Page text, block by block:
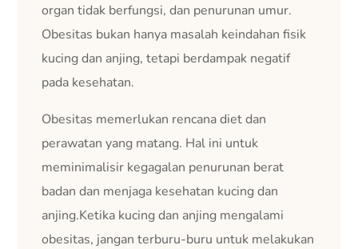
organ tidak berfungsi, dan penurunan umur.
Obesitas bukan hanya masalah keindahan fisik
kucing dan anjing, tetapi berdampak negatif
pada kesehatan.
Obesitas memerlukan rencana diet dan
perawatan yang matang. Hal ini untuk
meminimalisir kegagalan penurunan berat
badan dan menjaga kesehatan kucing dan
anjing.Ketika kucing dan anjing mengalami
obesitas, jangan terburu-buru untuk melakukan